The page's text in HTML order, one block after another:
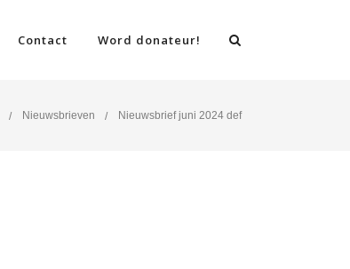
Contact Word donateur!
Nieuwsbrieven Nieuwsbrief juni 2024 def